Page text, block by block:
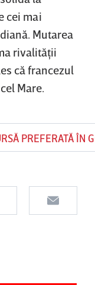
cei mai
Mutarea
rivalităţii
că francezul
Mare.
PREFERATĂ ÎN